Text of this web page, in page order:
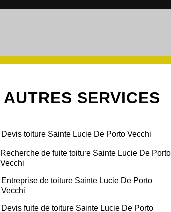
AUTRES SERVICES
Devis toiture Sainte Lucie De Porto Vecchi
Recherche de fuite toiture Sainte Lucie De Porto
Vecchi
Entreprise de toiture Sainte Lucie De Porto
Vecchi
Devis fuite de toiture Sainte Lucie De Porto